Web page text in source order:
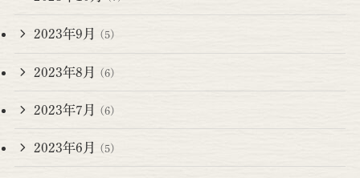
2023年9月 (5)
2023年8月 (6)
2023年7月 (6)
2023年6月 (5)